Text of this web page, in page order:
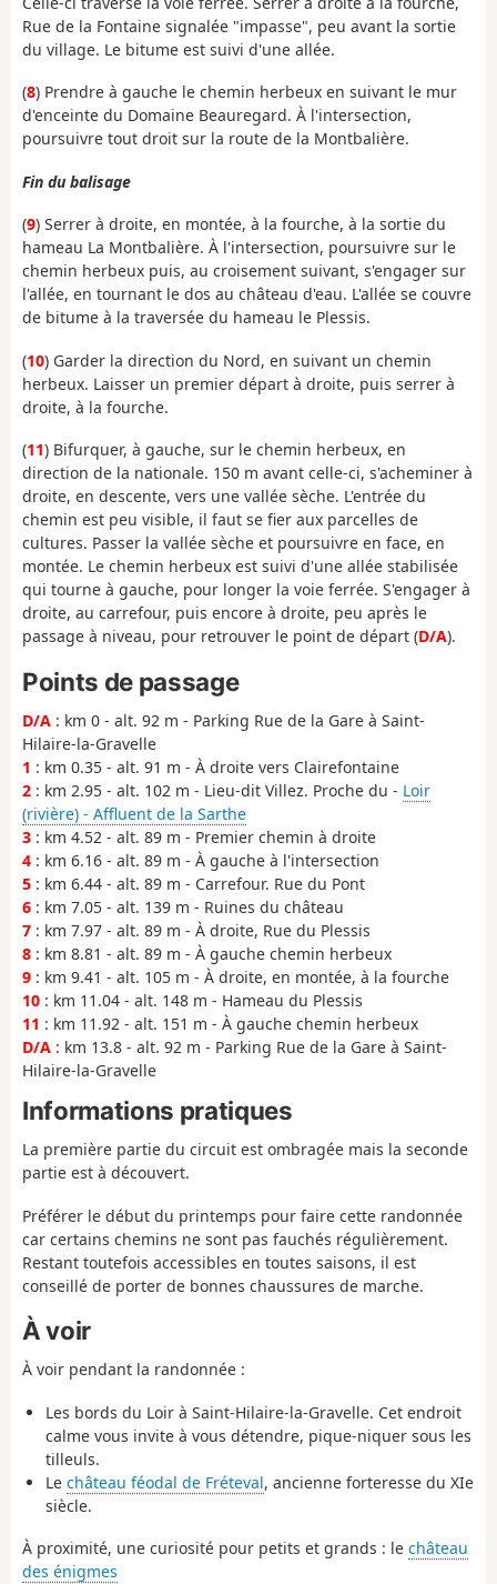
Rue de la Fontaine signalée "impasse", peu avant la sortie
du village. Le bitume est suivi d'une allée.
(8) Prendre à gauche le chemin herbeux en suivant le mur
d'enceinte du Domaine Beauregard. À l'intersection,
poursuivre tout droit sur la route de la Montbalière.
Fin du balisage
(9) Serrer à droite, en montée, à la fourche, à la sortie du
hameau La Montbalière. À l'intersection, poursuivre sur le
chemin herbeux puis, au croisement suivant, s'engager sur
l'allée, en tournant le dos au château d'eau. L'allée se couvre
de bitume à la traversée du hameau le Plessis.
(10) Garder la direction du Nord, en suivant un chemin
herbeux. Laisser un premier départ à droite, puis serrer à
droite, à la fourche.
(11) Bifurquer, à gauche, sur le chemin herbeux, en
direction de la nationale. 150 m avant celle-ci, s'acheminer à
droite, en descente, vers une vallée sèche. L'entrée du
chemin est peu visible, il faut se fier aux parcelles de
cultures. Passer la vallée sèche et poursuivre en face, en
montée. Le chemin herbeux est suivi d'une allée stabilisée
qui tourne à gauche, pour longer la voie ferrée. S'engager à
droite, au carrefour, puis encore à droite, peu après le
passage à niveau, pour retrouver le point de départ (D/A).
Points de passage
D/A : km 0 - alt. 92 m - Parking Rue de la Gare à Saint-
Hilaire-la-Gravelle
1 : km 0.35 - alt. 91 m - À droite vers Clairefontaine
2 : km 2.95 - alt. 102 m - Lieu-dit Villez. Proche du - Loir
(rivière) - Affluent de la Sarthe
3 : km 4.52 - alt. 89 m - Premier chemin à droite
4 : km 6.16 - alt. 89 m - À gauche à l'intersection
5 : km 6.44 - alt. 89 m - Carrefour. Rue du Pont
6 : km 7.05 - alt. 139 m - Ruines du château
7 : km 7.97 - alt. 89 m - À droite, Rue du Plessis
8 : km 8.81 - alt. 89 m - À gauche chemin herbeux
9 : km 9.41 - alt. 105 m - À droite, en montée, à la fourche
10 : km 11.04 - alt. 148 m - Hameau du Plessis
11 : km 11.92 - alt. 151 m - À gauche chemin herbeux
D/A : km 13.8 - alt. 92 m - Parking Rue de la Gare à Saint-
Hilaire-la-Gravelle
Informations pratiques
La première partie du circuit est ombragée mais la seconde
partie est à découvert.
Préférer le début du printemps pour faire cette randonnée
car certains chemins ne sont pas fauchés régulièrement.
Restant toutefois accessibles en toutes saisons, il est
conseillé de porter de bonnes chaussures de marche.
À voir
À voir pendant la randonnée :
Les bords du Loir à Saint-Hilaire-la-Gravelle. Cet endroit
calme vous invite à vous détendre, pique-niquer sous les
tilleuls.
Le château féodal de Fréteval, ancienne forteresse du XIe
siècle.
À proximité, une curiosité pour petits et grands : le château
des énigmes